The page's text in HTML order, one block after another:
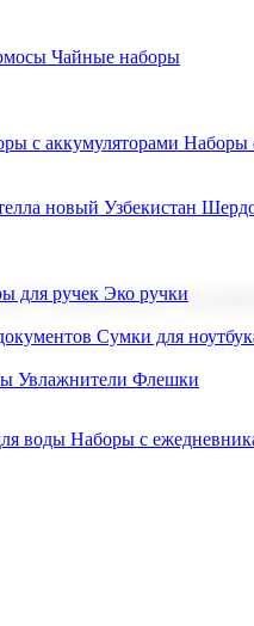
Чайные наборы
с аккумуляторами Наборы
новый Узбекистан
для ручек Эко ручки
Сумки для
Увлажнители Флешки
В нашем каталоге вы
воды Наборы с